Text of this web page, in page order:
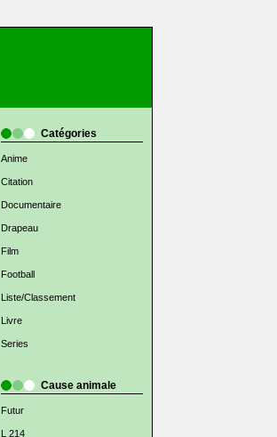
Catégories
Anime
Citation
Documentaire
Drapeau
Film
Football
Liste/Classement
Livre
Series
Cause animale
Futur
L 214